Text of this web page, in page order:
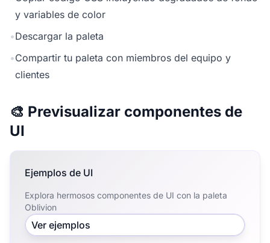
y variables de color
•Descargar la paleta
•Compartir tu paleta con miembros del equipo y
clientes
🎨 Previsualizar componentes de
UI
Ejemplos de UI
Explora hermosos componentes de UI con la paleta
Oblivion
Ver ejemplos